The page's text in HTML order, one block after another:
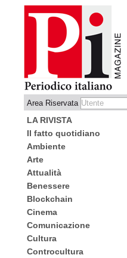
Area Riservata
LA RIVISTA
Il fatto quotidiano
Ambiente
Arte
Attualità
Benessere
Blockchain
Cinema
Comunicazione
Cultura
Controcultura